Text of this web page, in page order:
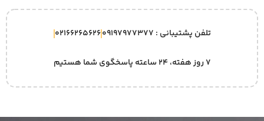
تلفن پشتیبانی : 09197977377 02166265626
۷ روز هفته، ۲۴ ساعته پاسخگوی شما هستیم